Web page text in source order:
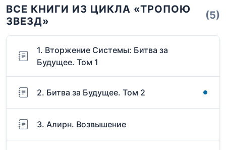
ВСЕ КНИГИ ИЗ ЦИКЛА «ТРОПОЮ
ЗВЕЗД»
(5)
1. Вторжение Системы: Битва за
Будущее. Том 1
2. Битва за Будущее. Том 2
3. Алирн. Возвышение